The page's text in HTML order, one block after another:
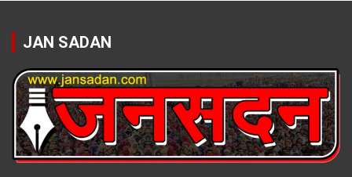
JAN SADAN